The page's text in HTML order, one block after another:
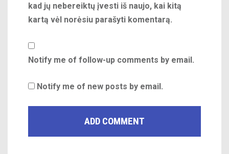
kad jų nebereiktų įvesti iš naujo, kai kitą
kartą vėl norėsiu parašyti komentarą.
Notify me of follow-up comments by email.
Notify me of new posts by email.